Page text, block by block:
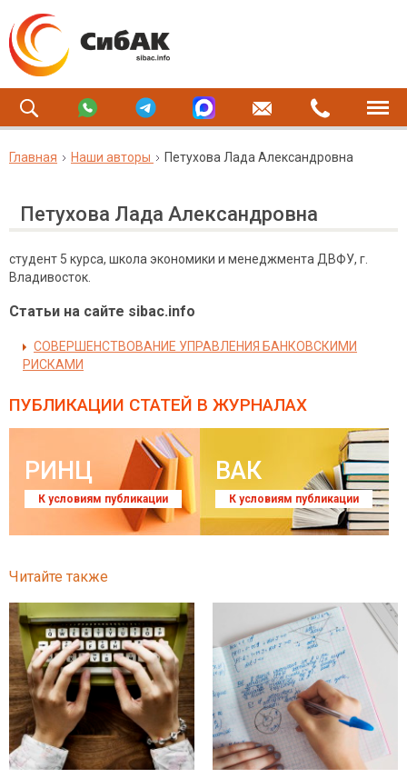
Главная Наши авторы Петухова Лада Александровна
Петухова Лада Александровна
студент 5 курса, школа экономики и менеджмента ДВФУ, г.
Владивосток.
Статьи на сайте sibac.info
СОВЕРШЕНСТВОВАНИЕ УПРАВЛЕНИЯ БАНКОВСКИМИ
РИСКАМИ
ПУБЛИКАЦИИ СТАТЕЙ В ЖУРНАЛАХ
РИНЦ
К условиям публикации
ВАК
К условиям публикации
Читайте также